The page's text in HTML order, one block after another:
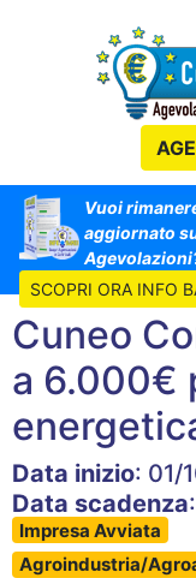
Vuoi
aggiornato
SCOPRI ORA INFO
Cuneo
a 6.000€
Data inizio: 01/
Data scadenza
Impresa Avviata
Agroindustria/